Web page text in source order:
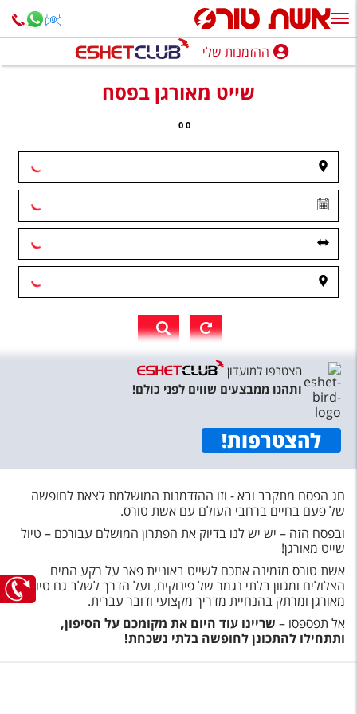
ההזמנות שלי
חבילות נופש
הרגע האחרון
חבילות בריאות וספא
טיסות לחו"ל
מלונות בחו"ל
Русский
מגזין אשת
שירות לקוחות
טופס צור קשר
תקנון
נגישות
ההזמנות שלי
שייט מאורגן בפסח
0
0
הצטרפו למועדון
ותהנו ממבצעים שווים לפני כולם!
להצטרפות!
חג הפסח מתקרב ובא - וזו ההזדמנות המושלמת לצאת לחופשה
של פעם בחיים ברחבי העולם עם אשת טורס.
ובפסח הזה – יש יש לנו בדיוק את הפתרון המושלם עבורכם – טיול
שייט מאורגן!
אשת טורס מזמינה אתכם לשייט באוניית פאר על רקע המים
הצלולים ומגוון בלתי נגמר של פינוקים, ועל הדרך לשלב גם טיול
מאורגן ומרתק בהנחיית מדריך מקצועי ודובר עברית.
אל תפספסו – שריינו עוד היום את מקומכם על הסיפון,
ותתחילו להתכונן לחופשה בלתי נשכחת!